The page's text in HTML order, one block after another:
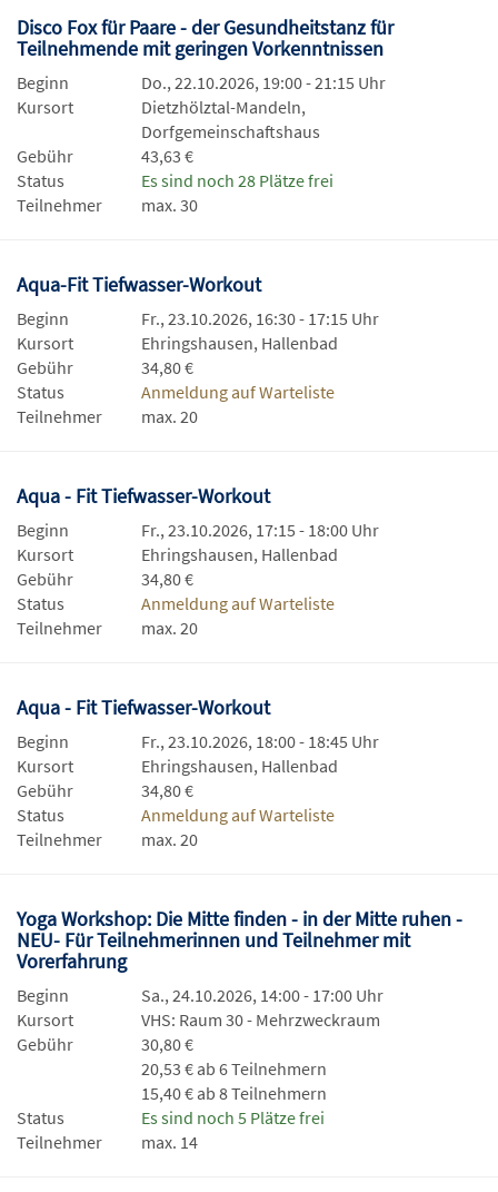
Disco Fox für Paare - der Gesundheitstanz für
Teilnehmende mit geringen Vorkenntnissen
Beginn
Do., 22.10.2026, 19:00 - 21:15 Uhr
Kursort
Dietzhölztal-Mandeln,
Dorfgemeinschaftshaus
Gebühr
43,63 €
Status
Es sind noch 28 Plätze frei
Teilnehmer
max. 30
Aqua-Fit Tiefwasser-Workout
Beginn
Fr., 23.10.2026, 16:30 - 17:15 Uhr
Kursort
Ehringshausen, Hallenbad
Gebühr
34,80 €
Status
Anmeldung auf Warteliste
Teilnehmer
max. 20
Aqua - Fit Tiefwasser-Workout
Beginn
Fr., 23.10.2026, 17:15 - 18:00 Uhr
Kursort
Ehringshausen, Hallenbad
Gebühr
34,80 €
Status
Anmeldung auf Warteliste
Teilnehmer
max. 20
Aqua - Fit Tiefwasser-Workout
Beginn
Fr., 23.10.2026, 18:00 - 18:45 Uhr
Kursort
Ehringshausen, Hallenbad
Gebühr
34,80 €
Status
Anmeldung auf Warteliste
Teilnehmer
max. 20
Yoga Workshop: Die Mitte finden - in der Mitte ruhen -
NEU- Für Teilnehmerinnen und Teilnehmer mit
Vorerfahrung
Beginn
Sa., 24.10.2026, 14:00 - 17:00 Uhr
Kursort
VHS: Raum 30 - Mehrzweckraum
Gebühr
30,80 €
20,53 € ab 6 Teilnehmern
15,40 € ab 8 Teilnehmern
Status
Es sind noch 5 Plätze frei
Teilnehmer
max. 14